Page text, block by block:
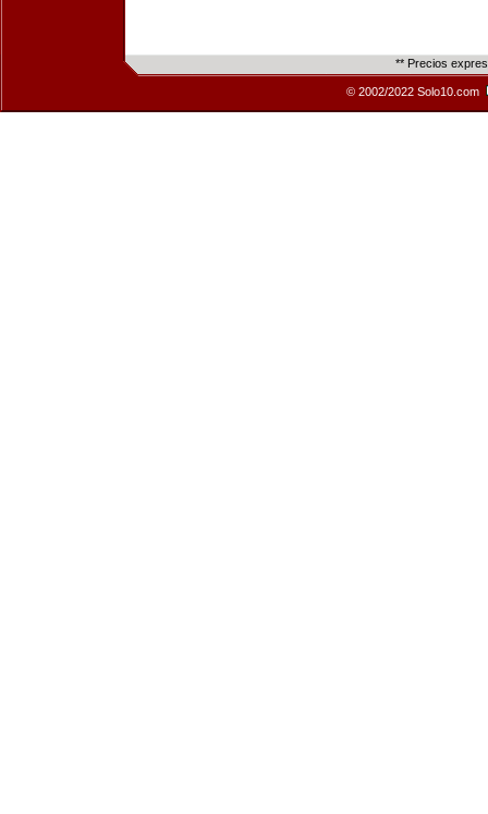
** Precios
© 2002/2022 Solo10.com